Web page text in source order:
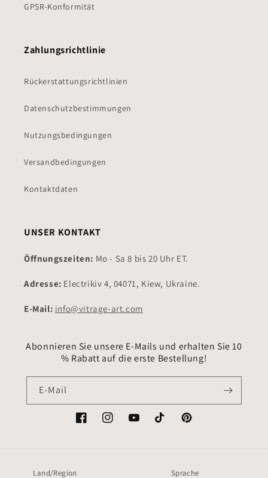
GPSR-Konformität
Zahlungsrichtlinie
Rückerstattungsrichtlinien
Datenschutzbestimmungen
Nutzungsbedingungen
Versandbedingungen
Kontaktdaten
UNSER KONTAKT
Öffnungszeiten: Mo - Sa 8 bis 20 Uhr ET.
Adresse: Electrikiv 4, 04071, Kiew, Ukraine.
E-Mail: info@vitrage-art.com
Abonnieren Sie unsere E-Mails und erhalten Sie 10
% Rabatt auf die erste Bestellung!
E-Mail
FacebookInstagramYouTubeTikTok Pinterest
Land/Region Sprache